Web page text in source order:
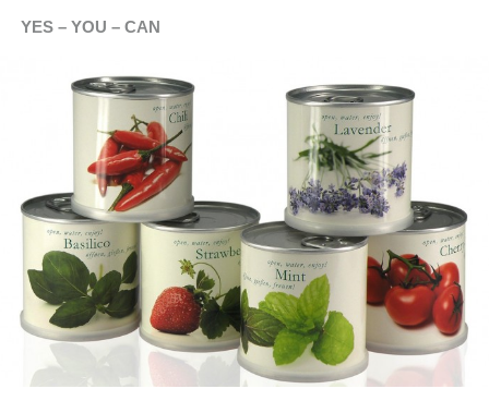
YES – YOU – CAN